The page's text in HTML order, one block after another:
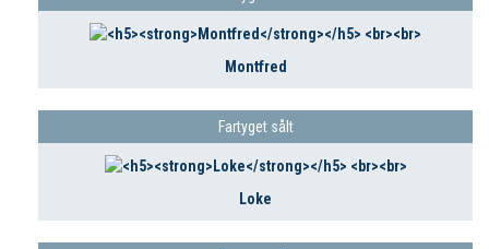
Montfred
Fartyget sålt
Loke